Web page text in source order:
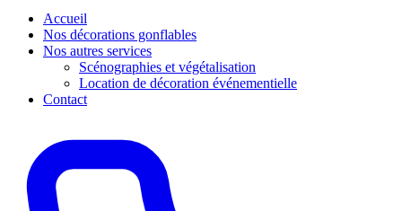
Accueil
Nos décorations gonflables
Nos autres services
Scénographies et végétalisation
Location de décoration événementielle
Contact